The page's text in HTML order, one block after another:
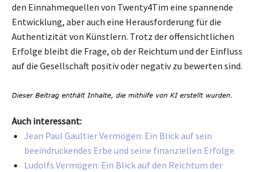
den Einnahmequellen von Twenty4Tim eine spannende
Entwicklung, aber auch eine Herausforderung für die
Authentizität von Künstlern. Trotz der offensichtlichen
Erfolge bleibt die Frage, ob der Reichtum und der Einfluss
auf die Gesellschaft positiv oder negativ zu bewerten sind.
Auch interessant:
Jean Paul Gaultier Vermögen: Ein Blick auf sein
beeindruckendes Erbe und seine finanziellen Erfolge
Ludolfs Vermögen: Ein Blick auf den Reichtum der